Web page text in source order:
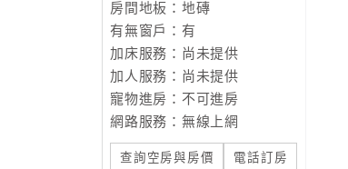
房間地板：地磚
有無窗戶：有
加床服務：尚未提供
加人服務：尚未提供
寵物進房：不可進房
網路服務：無線上網
查詢空房與房價 電話訂房